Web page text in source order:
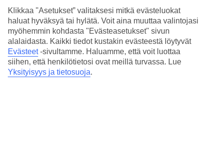
13/19
14/19
Klikkaa "Asetukset” valitaksesi mitkä evästeluokat
haluat hyväksyä tai hylätä. Voit aina muuttaa valintojasi
myöhemmin kohdasta "Evästeasetukset" sivun
alalaidasta. Kaikki tiedot kustakin evästeestä löytyvät
Evästeet-sivultamme. Haluamme, että voit luottaa
siihen, että henkilötietosi ovat meillä turvassa. Lue
Yksityisyys ja tietosuoja.